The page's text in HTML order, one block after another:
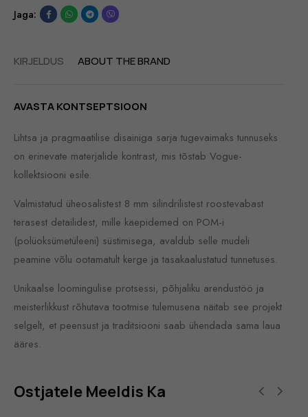
Jaga:
KIRJELDUS ABOUT THE BRAND
AVASTA KONTSEPTSIOON
Lihtsa ja pragmaatilise disainiga sarja tugevaimaks tunnuseks
on erinevate materjalide kontrast, mis tõstab Vogue-
kollektsiooni esile.
Valmistatud üheosalistest 8 mm silindrilistest roostevabast
terasest detailidest, mille käepidemed on POM-i
(polüoksümetüleeni) süstimisega, avaldub selle mudeli
peamine võlu ootamatult kerge ja tasakaalustatud tunnetuses.
Unikaalse loomingulise protsessi, põhjaliku arendustöö ja
meisterlikkust rõhutava tootmise tulemusena näitab see projekt
selgelt, et peensust ja traditsiooni saab ühendada sama laua
ääres.
Ostjatele Meeldis Ka